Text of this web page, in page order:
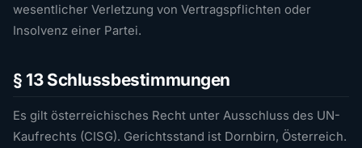
wesentlicher Verletzung von Vertragspflichten oder
Insolvenz einer Partei.
§ 13 Schlussbestimmungen
Es gilt österreichisches Recht unter Ausschluss des UN-
Kaufrechts (CISG). Gerichtsstand ist Dornbirn, Österreich.